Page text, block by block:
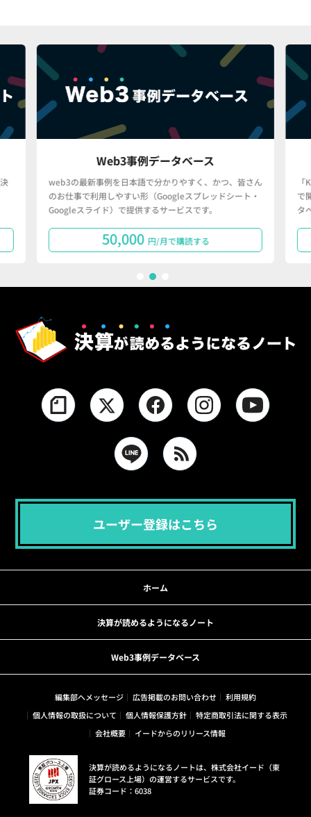
Web3事例データベース
web3の最新事例を日本語で分かりやすく、かつ、皆さん
のお仕事で利用しやすい形（Googleスプレッドシート・
Googleスライド）で提供するサービスです。
50,000 円/月で購読する
で
タ
ユーザー登録はこちら
ホーム
決算が読めるようになるノート
Web3事例データベース
編集部へメッセージ 広告掲載のお問い合わせ
利用規約
個人情報の取扱について
個人情報保護方針
特定商取引法に関する表示
会社概要
イードからのリリース情報
決算が読めるようになるノートは、株式会社イード（東
証グロース上場）の運営するサービスです。
証券コード：6038